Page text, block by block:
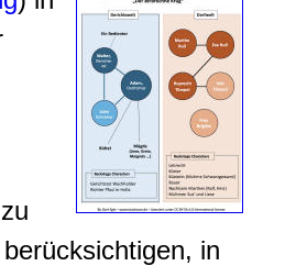
berücksichtigen, in